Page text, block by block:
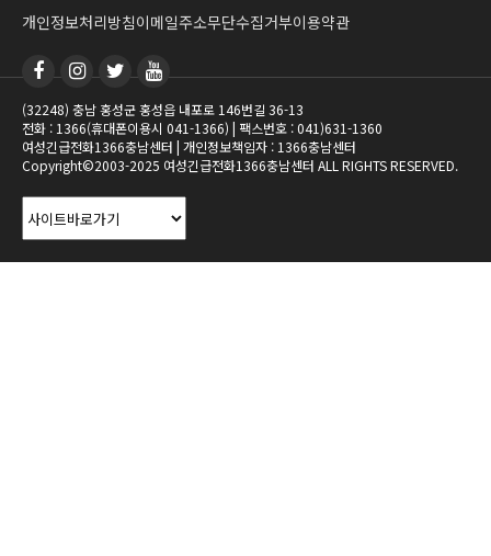
개인정보처리방침이메일주소무단수집거부이용약관
(32248) 충남 홍성군 홍성읍 내포로 146번길 36-13
전화 : 1366(휴대폰이용시 041-1366) | 팩스번호 : 041)631-1360
여성긴급전화1366충남센터 | 개인정보책임자 : 1366충남센터
Copyright©2003-2025 여성긴급전화1366충남센터 ALL RIGHTS RESERVED.